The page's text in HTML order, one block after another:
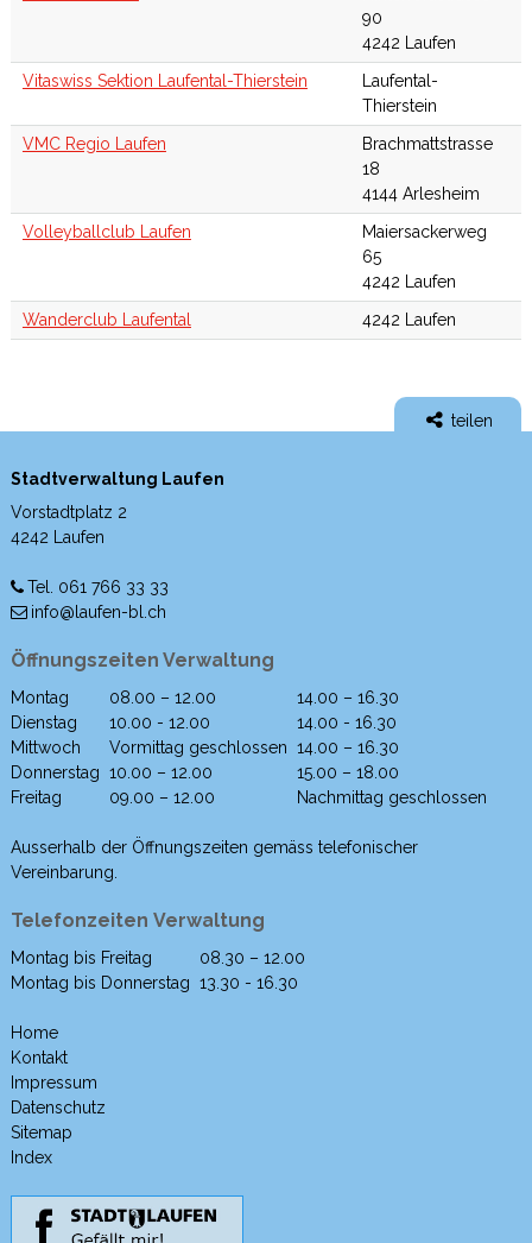
90
4242 Laufen
Vitaswiss Sektion Laufental-Thierstein
Laufental-
Thierstein
VMC Regio Laufen
Brachmattstrasse
18
4144 Arlesheim
Volleyballclub Laufen
Maiersackerweg
65
4242 Laufen
Wanderclub Laufental
4242 Laufen
teilen
Stadtverwaltung Laufen
Vorstadtplatz 2
4242 Laufen
Tel. 061 766 33 33
info@laufen-bl.ch
Öffnungszeiten Verwaltung
Wochentag Morgen Nachmittag
Montag 08.00 – 12.00
14.00 – 16.30
Dienstag
10.00 - 12.00
14.00 - 16.30
Mittwoch
Vormittag geschlossen 14.00 – 16.30
Donnerstag 10.00 – 12.00
15.00 – 18.00
Freitag
09.00 – 12.00 Nachmittag geschlossen
Ausserhalb der Öffnungszeiten gemäss telefonischer
Vereinbarung.
Telefonzeiten Verwaltung
Wochentag Morgen Nachmittag
Montag bis Freitag
08.30 – 12.00
Montag bis Donnerstag 13.30 - 16.30
Home
Kontakt
Impressum
Datenschutz
Sitemap
Index